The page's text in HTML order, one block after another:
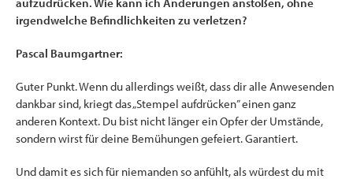
irgendwelche Befindlichkeiten zu verletzen?
Pascal Baumgartner:
Guter Punkt. Wenn du allerdings weißt, dass dir alle Anwesenden
dankbar sind, kriegt das „Stempel aufdrücken” einen ganz
anderen Kontext. Du bist nicht länger ein Opfer der Umstände,
sondern wirst für deine Bemühungen gefeiert. Garantiert.
Und damit es sich für niemanden so anfühlt, als würdest du mit